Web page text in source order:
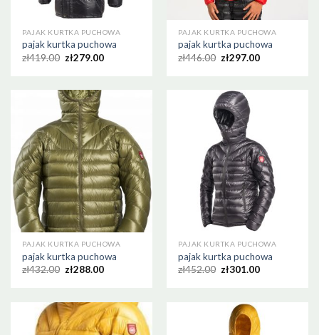
PAJAK KURTKA PUCHOWA
pajak kurtka puchowa
zł419.00 zł279.00
PAJAK KURTKA PUCHOWA
pajak kurtka puchowa
zł446.00 zł297.00
PAJAK KURTKA PUCHOWA
pajak kurtka puchowa
zł432.00 zł288.00
PAJAK KURTKA PUCHOWA
pajak kurtka puchowa
zł452.00 zł301.00